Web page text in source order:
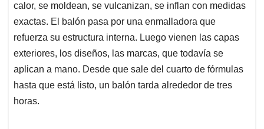
calor, se moldean, se vulcanizan, se inflan con medidas
exactas. El balón pasa por una enmalladora que
refuerza su estructura interna. Luego vienen las capas
exteriores, los diseños, las marcas, que todavía se
aplican a mano. Desde que sale del cuarto de fórmulas
hasta que está listo, un balón tarda alrededor de tres
horas.